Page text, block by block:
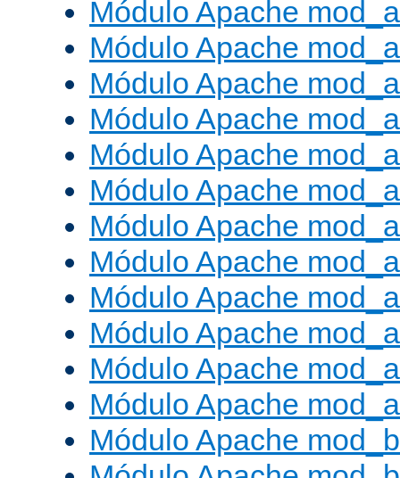
Módulo Apache
Módulo Apache
Módulo Apache
Módulo Apache
Módulo Apache
Módulo Apache
Módulo Apache
Módulo Apache
Módulo Apache
Módulo Apache
Módulo Apache
Módulo Apache
Módulo Apache